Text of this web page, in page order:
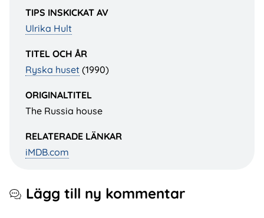
TIPS INSKICKAT AV
Ulrika Hult
TITEL OCH ÅR
Ryska huset (1990)
ORIGINALTITEL
The Russia house
RELATERADE LÄNKAR
iMDB.com
Lägg till ny kommentar